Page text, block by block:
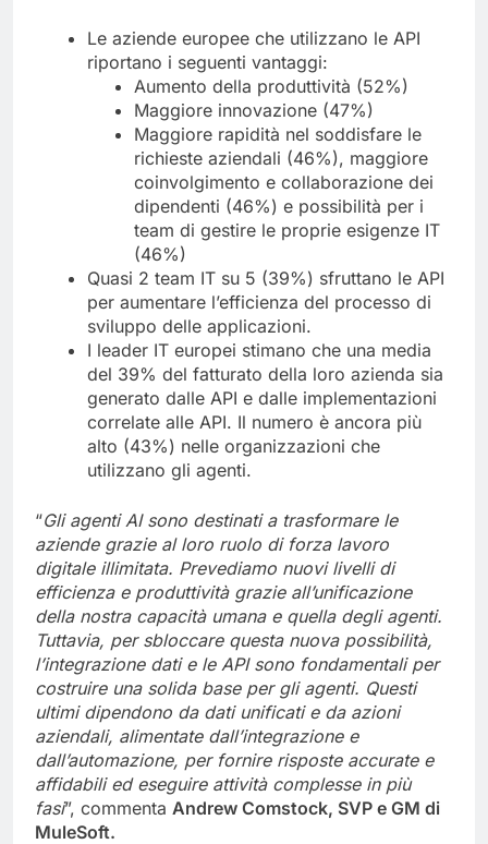
Le aziende europee che utilizzano le API
riportano i seguenti vantaggi:
Aumento della produttività (52%)
Maggiore innovazione (47%)
Maggiore rapidità nel soddisfare le
richieste aziendali (46%), maggiore
coinvolgimento e collaborazione dei
dipendenti (46%) e possibilità per i
team di gestire le proprie esigenze IT
(46%)
Quasi 2 team IT su 5 (39%) sfruttano le API
per aumentare l’efficienza del processo di
sviluppo delle applicazioni.
I leader IT europei stimano che una media
del 39% del fatturato della loro azienda sia
generato dalle API e dalle implementazioni
correlate alle API. Il numero è ancora più
alto (43%) nelle organizzazioni che
utilizzano gli agenti.
“Gli agenti AI sono destinati a trasformare le
aziende grazie al loro ruolo di forza lavoro
digitale illimitata. Prevediamo nuovi livelli di
efficienza e produttività grazie all’unificazione
della nostra capacità umana e quella degli agenti.
Tuttavia, per sbloccare questa nuova possibilità,
l’integrazione dati e le API sono fondamentali per
costruire una solida base per gli agenti. Questi
ultimi dipendono da dati unificati e da azioni
aziendali, alimentate dall’integrazione e
dall’automazione, per fornire risposte accurate e
affidabili ed eseguire attività complesse in più
fasi”, commenta Andrew Comstock, SVP e GM di
MuleSoft.